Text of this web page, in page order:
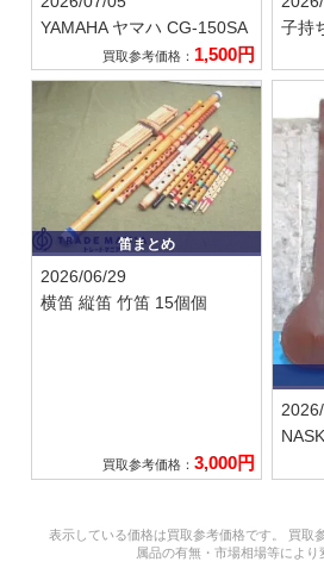
YAMAHA ヤマハ CG-150SA
買取参考価格： 1,500円
子持
笛まとめ
2026/06/29
横笛 縦笛 竹笛 15個個
買取参考価格： 3,000円
表示している価格は買取参考価格です。 買取
属品の有無・市場相場等により